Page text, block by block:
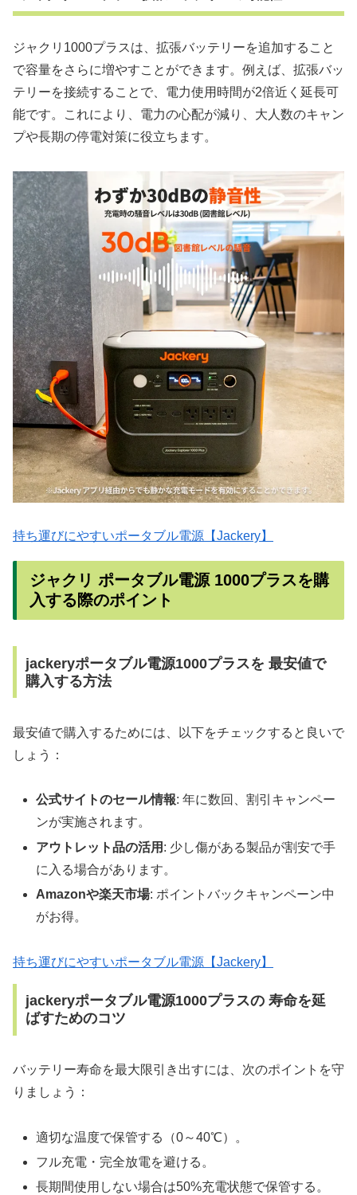
ジャクリ1000プラスは、拡張バッテリーを追加すること
で容量をさらに増やすことができます。例えば、拡張バッ
テリーを接続することで、電力使用時間が2倍近く延長可
能です。これにより、電力の心配が減り、大人数のキャン
プや長期の停電対策に役立ちます。
持ち運びにやすいポータブル電源【Jackery】
ジャクリ ポータブル電源 1000プラスを購
入する際のポイント
jackeryポータブル電源1000プラスを 最安値で
購入する方法
最安値で購入するためには、以下をチェックすると良いで
しょう：
公式サイトのセール情報: 年に数回、割引キャンペー
ンが実施されます。
アウトレット品の活用 : 少し傷がある製品が割安で手
に入る場合があります。
Amazonや楽天市場: ポイントバックキャンペーン中
がお得。
持ち運びにやすいポータブル電源【Jackery】
jackeryポータブル電源1000プラスの 寿命を延
ばすためのコツ
バッテリー寿命を最大限引き出すには、次のポイントを守
りましょう：
適切な温度で保管する（0～40℃）。
フル充電・完全放電を避ける。
長期間使用しない場合は50%充電状態で保管する。